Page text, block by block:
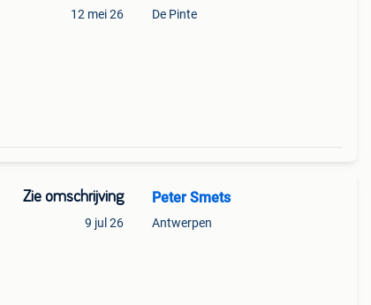
12 mei 26 De Pinte
Zie omschrijving
9 jul 26
Peter Smets
Antwerpen